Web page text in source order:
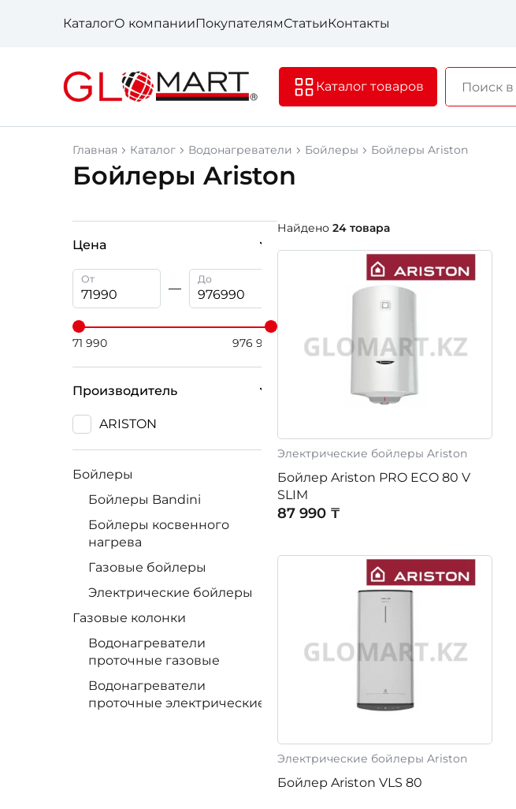
КаталогО компанииПокупателямСтатьиКонтакты
Каталог товаров
Главная Каталог Водонагреватели Бойлеры Бойлеры Ariston
Бойлеры Ariston
Цена
От До
71 990 976 990
Производитель
ARISTON
Бойлеры
Бойлеры Bandini
Бойлеры косвенного
нагрева
Газовые бойлеры
Электрические бойлеры
Газовые колонки
Водонагреватели
проточные газовые
Водонагреватели
проточные электрические
Найдено 24 товара
Электрические бойлеры Ariston
Бойлер Ariston PRO ECO 80 V
SLIM
87 990 ₸
Электрические бойлеры Ariston
Бойлер Ariston VLS 80